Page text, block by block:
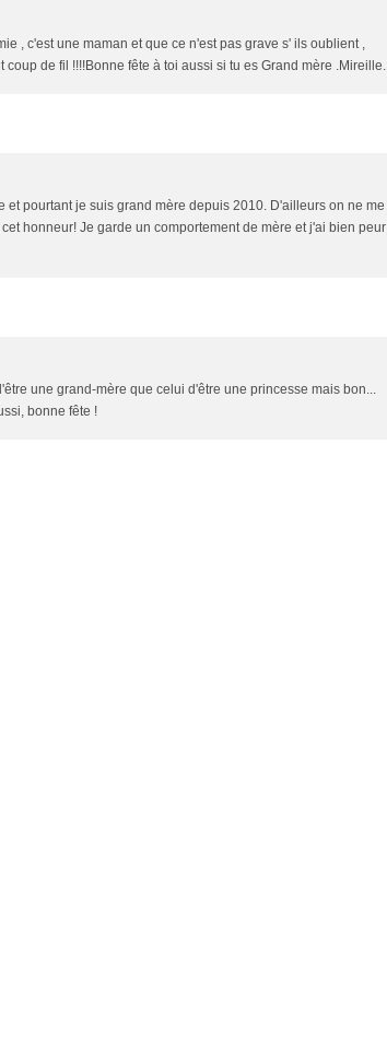
, c'est une maman et que ce n'est pas grave s' ils oublient ,
de fil !!!!Bonne fête à toi aussi si tu es Grand mère .Mireille.
et pourtant je suis grand mère depuis 2010. D'ailleurs on ne me
honneur! Je garde un comportement de mère et j'ai bien peur
une grand-mère que celui d'être une princesse mais bon...
bonne fête !